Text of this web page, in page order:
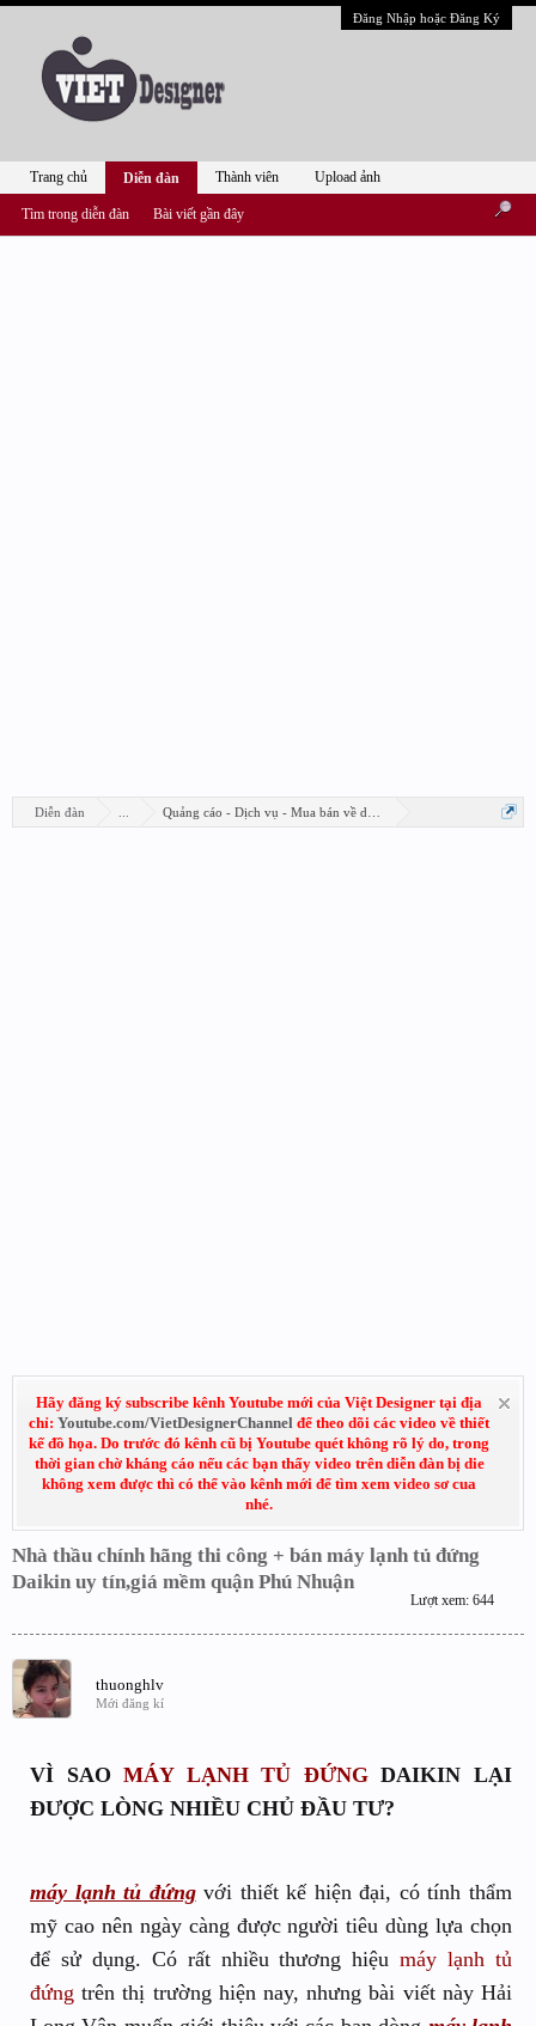
Đăng Nhập hoặc Đăng Ký
Diễn đàn Quảng cáo - Dịch vụ - Mua bán về design
Hãy đăng ký subscribe kênh Youtube mới của Việt Designer tại địa
chỉ: Youtube.com/VietDesignerChannel để theo dõi các video về thiết
kế đồ họa. Do trước đó kênh cũ bị Youtube quét không rõ lý do, trong
thời gian chờ kháng cáo nếu các bạn thấy video trên diễn đàn bị die
không xem được thì có thể vào kênh mới để tìm xem video sơ cua
nhé.
Nhà thầu chính hãng thi công + bán máy lạnh tủ đứng
Daikin uy tín,giá mềm quận Phú Nhuận
Lượt xem: 644
thuonghlv
Mới đăng kí
VÌ SAOMÁY LẠNH TỦ ĐỨNGDAIKIN LẠI
ĐƯỢC LÒNG NHIỀU CHỦ ĐẦU TƯ?
máy lạnh tủ đứngvới thiết kế hiện đại, có tính thẩm
mỹ cao nên ngày càng được người tiêu dùng lựa chọn
để sử dụng. Có rất nhiều thương hiệumáy lạnh tủ
đứng trên thị trường hiện nay, nhưng bài viết này Hải
Trang chủ Diễn đàn
Tìm trong diễn đàn Bài viết gần đây
Thành viên Upload ảnh